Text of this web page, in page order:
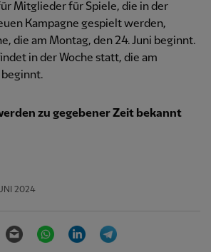
Mitglieder für Spiele, die in der
Kampagne gespielt werden,
die am Montag, den 24. Juni beginnt.
in der Woche statt, die am
beginnt.
zu gegebener Zeit bekannt
2024
Email WhatsAppLinkedIn